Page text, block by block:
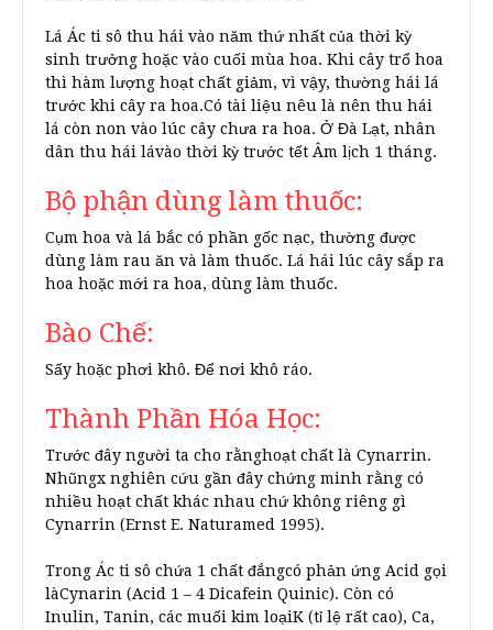
Lá Ác ti sô thu hái vào năm thứ nhất của thời kỳ
sinh trưởng hoặc vào cuối mùa hoa. Khi cây trổ hoa
thì hàm lượng hoạt chất giảm, vì vậy, thường hái lá
trước khi cây ra hoa.Có tài liệu nêu là nên thu hái
lá còn non vào lúc cây chưa ra hoa. Ở Đà Lạt, nhân
dân thu hái lávào thời kỳ trước tết Âm lịch 1 tháng.
Bộ phận dùng làm thuốc:
Cụm hoa và lá bắc có phần gốc nạc, thường được
dùng làm rau ăn và làm thuốc. Lá hái lúc cây sắp ra
hoa hoặc mới ra hoa, dùng làm thuốc.
Bào Chế:
Sấy hoặc phơi khô. Để nơi khô ráo.
Thành Phần Hóa Học:
Trước đây người ta cho rằnghoạt chất là Cynarrin.
Nhũngx nghiên cứu gần đây chứng minh rằng có
nhiều hoạt chất khác nhau chứ không riêng gì
Cynarrin (Ernst E. Naturamed 1995).
Trong Ác ti sô chứa 1 chất đắngcó phản ứng Acid gọi
làCynarin (Acid 1 – 4 Dicafein Quinic). Còn có
Inulin, Tanin, các muối kim loạiK (tỉ lệ rất cao), Ca,